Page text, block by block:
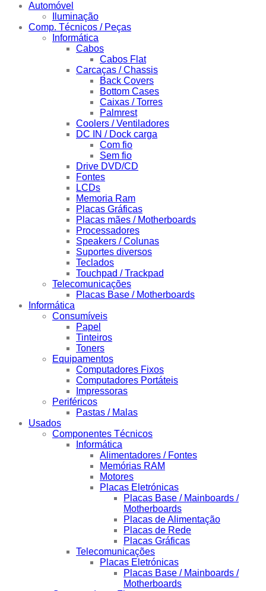
Automóvel
Iluminação
Comp. Técnicos / Peças
Informática
Cabos
Cabos Flat
Carcaças / Chassis
Back Covers
Bottom Cases
Caixas / Torres
Palmrest
Coolers / Ventiladores
DC IN / Dock carga
Com fio
Sem fio
Drive DVD/CD
Fontes
LCDs
Memoria Ram
Placas Gráficas
Placas mães / Motherboards
Processadores
Speakers / Colunas
Suportes diversos
Teclados
Touchpad / Trackpad
Telecomunicações
Placas Base / Motherboards
Informática
Consumíveis
Papel
Tinteiros
Toners
Equipamentos
Computadores Fixos
Computadores Portáteis
Impressoras
Periféricos
Pastas / Malas
Usados
Componentes Técnicos
Informática
Alimentadores / Fontes
Memórias RAM
Motores
Placas Eletrónicas
Placas Base / Mainboards /
Motherboards
Placas de Alimentação
Placas de Rede
Placas Gráficas
Telecomunicações
Placas Eletrónicas
Placas Base / Mainboards /
Motherboards